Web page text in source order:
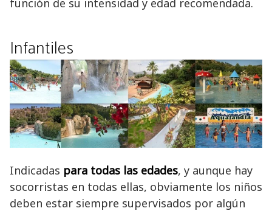
función de su intensidad y edad recomendada.
Infantiles
Indicadas para todas las edades, y aunque hay
socorristas en todas ellas, obviamente los niños
deben estar siempre supervisados por algún